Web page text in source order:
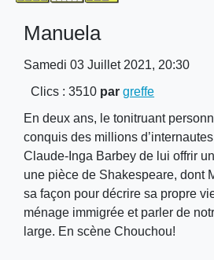
Manuela
Samedi 03 Juillet 2021, 20:30
Clics : 3510 pargreffe
En deux ans, le tonitruant
conquis des millions
Claude-Inga Barbey de lui offrir
une pièce de Shakespeare, dont
sa façon pour décrire sa propre
ménage immigrée et parler de
large. En scène Chouchou!